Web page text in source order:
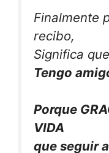
Finalmente
recibo,
Significa
Tengo
Porque
VIDA
que seguir